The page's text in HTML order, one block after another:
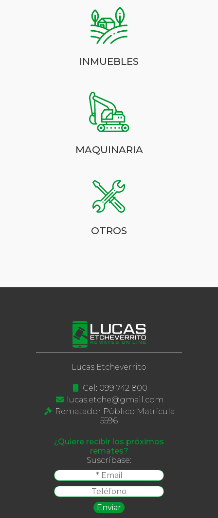
INMUEBLES
MAQUINARIA
OTROS
Lucas Etcheverrito
Cel: 099 742 800
lucas.etche@gmail.com
Rematador Público Matrícula
5596
¿Quiere recibir los próximos
remates?
Suscríbase: